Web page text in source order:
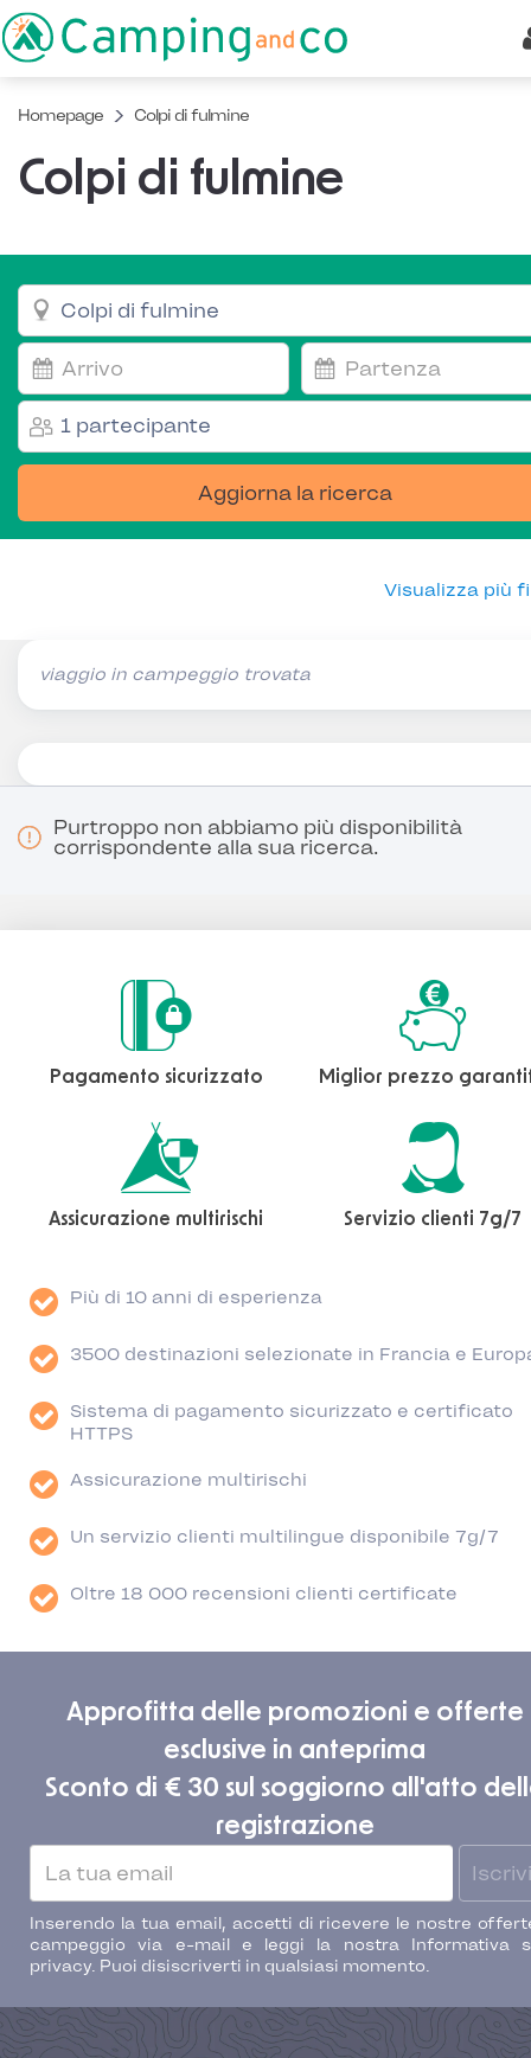
Homepage Colpi di fulmine
Colpi di fulmine
1 partecipante
Aggiorna la ricerca
Visualizza più
viaggio in campeggio trovata
Purtroppo non abbiamo più disponibilità
corrispondente alla sua ricerca.
Pagamento sicurizzato Miglior prezzo
Assicurazione multirischi Servizio clienti 7g/7
Più di 10 anni di esperienza
3500 destinazioni selezionate in Francia e
Sistema di pagamento sicurizzato e certificato
HTTPS
Assicurazione multirischi
Un servizio clienti multilingue disponibile 7g/7
Oltre 18 000 recensioni clienti certificate
Approfitta delle promozioni e offerte
esclusive in anteprima
Sconto di € 30 sul soggiorno all'atto
registrazione
Inserendo la tua email, accetti di ricevere le nostre
campeggio via e-mail e leggi la nostra Informativa
privacy. Puoi disiscriverti in qualsiasi momento.